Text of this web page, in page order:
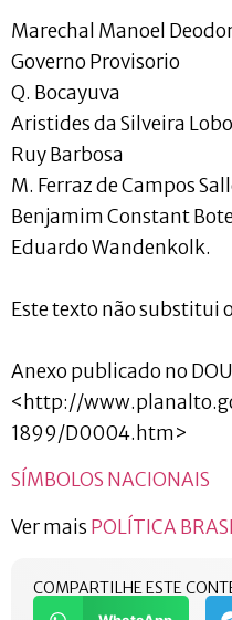
Marechal Manoel
Governo Provisorio
Q. Bocayuva
Aristides da Silveira Lobo
Ruy Barbosa
M. Ferraz de Campos
Benjamim Constant
Eduardo Wandenkolk.
Este texto não substitui
Anexo publicado no DOU
<http://
1899/D0004.htm>
SÍMBOLOS NACIONAIS
Ver mais POLÍTICA
COMPARTILHE ESTE